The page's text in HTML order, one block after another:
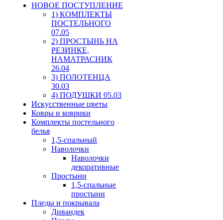
HОВОЕ ПОСТУПЛЕНИЕ
1) КОМПЛЕКТЫ
ПОСТЕЛЬНОГО
07.05
2) ПРОСТЫНЬ НА
РЕЗИНКЕ,
НАМАТРАСНИК
26.04
3) ПОЛОТЕНЦА
30.03
4) ПОДУШКИ 05.03
Искусственные цветы
Ковры и коврики
Комплекты постельного
белья
1,5-спальный
Наволочки
Наволочки
декоративные
Простыни
1,5-спальные
простыни
Пледы и покрывала
Дивандек